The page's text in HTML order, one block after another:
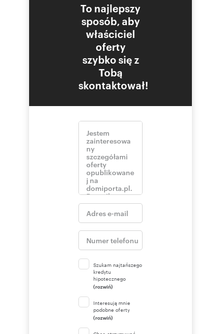
To najlepszy
sposób, aby
właściciel
oferty
szybko się z
Tobą
skontaktował!
Szukam najtańszego
kredytu
hipotecznego
(rozwiń)
Interesują mnie
podobne oferty
(rozwiń)